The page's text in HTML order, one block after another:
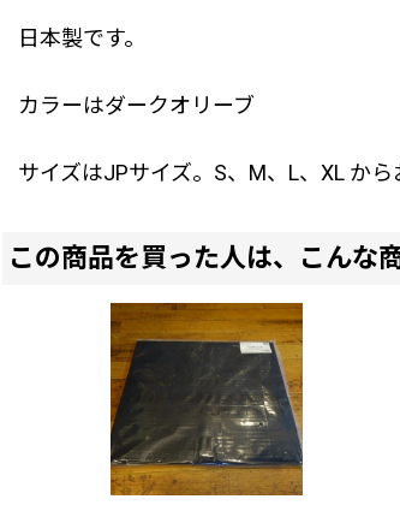
日本製です。
カラーはダークオリーブ
サイズはJPサイズ。S、M、L、XL から
この商品を買った人は、こんな